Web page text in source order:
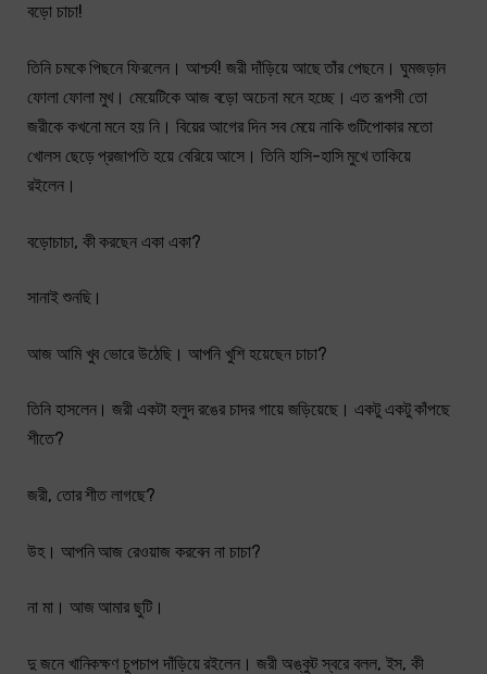
বড়ো চাচা!
তিনি চমকে পিছনে ফিরলেন। আশ্চর্য! জরী দাঁড়িয়ে আছে তাঁর পেছনে। ঘুমজড়ান
ফোলা ফোলা মুখ। মেয়েটিকে আজ বড়ো অচেনা মনে হচ্ছে। এত রূপসী তো
জরীকে কখনো মনে হয় নি। বিয়ের আগের দিন সব মেয়ে নাকি গুটিপোকার মতো
খোলস ছেড়ে প্রজাপতি হয়ে বেরিয়ে আসে। তিনি হাসি-হাসি মুখে তাকিয়ে
রইলেন।
বড়োচাচা, কী করছেন একা একা?
সানাই শুনছি।
আজ আমি খুব ভোরে উঠেছি। আপনি খুশি হয়েছেন চাচা?
তিনি হাসলেন। জরী একটা হলুদ রঙের চাদর গায়ে জড়িয়েছে। একটু একটু কাঁপছে
শীতে?
জরী, তোর শীত লাগছে?
উহ। আপনি আজ রেওয়াজ করবেন না চাচা?
না মা। আজ আমার ছুটি।
দু জনে খানিকক্ষণ চুপচাপ দাঁড়িয়ে রইলেন। জরী অঙ্কুট স্বরে বলল, ইস, কী